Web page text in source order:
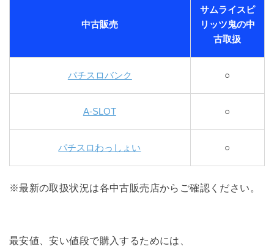
中古販売
サムライスピ
リッツ鬼の中
古取扱
パチスロバンク ○
A-SLOT ○
パチスロわっしょい ○
※最新の取扱状況は各中古販売店からご確認ください。
最安値、安い値段で購入するためには、